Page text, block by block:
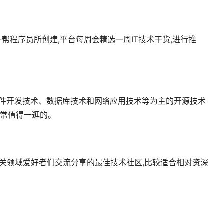
程序员所创建,平台每周会精选一周IT技术干货,进行推
发技术、数据库技术和网络应用技术等为主的开源技术
值得一逛的。
领域爱好者们交流分享的最佳技术社区,比较适合相对资深